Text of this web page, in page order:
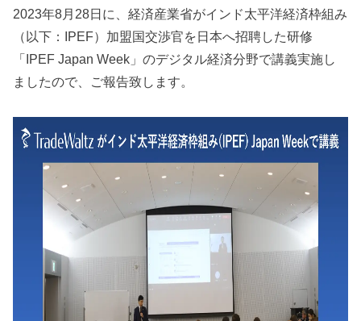
2023年8月28日に、経済産業省がインド太平洋経済枠組み
（以下：IPEF）加盟国交渉官を日本へ招聘した研修
「IPEF Japan Week」のデジタル経済分野で講義実施し
ましたので、ご報告致します。